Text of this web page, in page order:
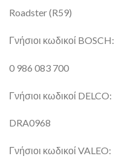
Roadster (R59)
Γνήσιοι κωδικοί BOSCH:
0 986 083 700
Γνήσιοι κωδικοί DELCO:
DRA0968
Γνήσιοι κωδικοί VALEO: